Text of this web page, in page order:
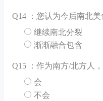
Q14 ：您认为今后南北
继续南北分裂
渐渐融合包含
Q15 ：作为南方/北方人
会
不会